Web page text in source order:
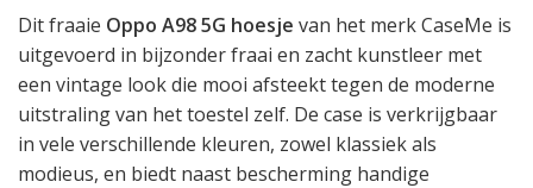
Dit fraaie Oppo A98 5G hoesje van het merk CaseMe is
uitgevoerd in bijzonder fraai en zacht kunstleer met
een vintage look die mooi afsteekt tegen de moderne
uitstraling van het toestel zelf. De case is verkrijgbaar
in vele verschillende kleuren, zowel klassiek als
modieus, en biedt naast bescherming handige